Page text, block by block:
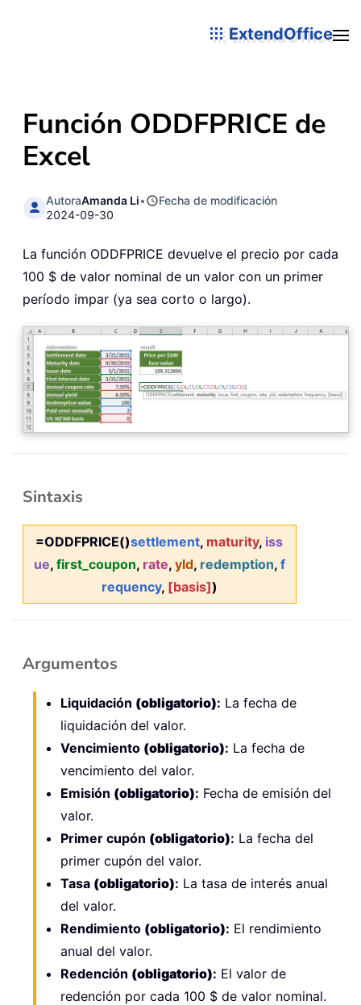
ExtendOffice
Función ODDFPRICE de
Excel
AutoraAmanda Li•
Fecha de modificación
2024-09-30
La función ODDFPRICE devuelve el precio por cada
100 $ de valor nominal de un valor con un primer
período impar (ya sea corto o largo).
Sintaxis
=ODDFPRICE()settlement, maturity, iss
ue, first_coupon, rate, yld, redemption, f
requency, [basis])
Argumentos
Liquidación (obligatorio): La fecha de
liquidación del valor.
Vencimiento (obligatorio): La fecha de
vencimiento del valor.
Emisión (obligatorio): Fecha de emisión del
valor.
Primer cupón (obligatorio): La fecha del
primer cupón del valor.
Tasa (obligatorio): La tasa de interés anual
del valor.
Rendimiento (obligatorio): El rendimiento
anual del valor.
Redención (obligatorio): El valor de
redención por cada 100 $ de valor nominal.